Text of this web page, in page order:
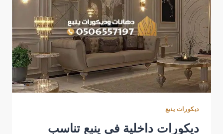
ديكورات ينبع
ديكورات داخلية في ينبع تناسب